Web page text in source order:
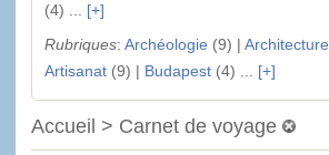
(4) ... [+]
Rubriques: Archéologie (9) | Architecture
Artisanat(9) | Budapest(4) ... [+]
Accueil > Carnet de voyage